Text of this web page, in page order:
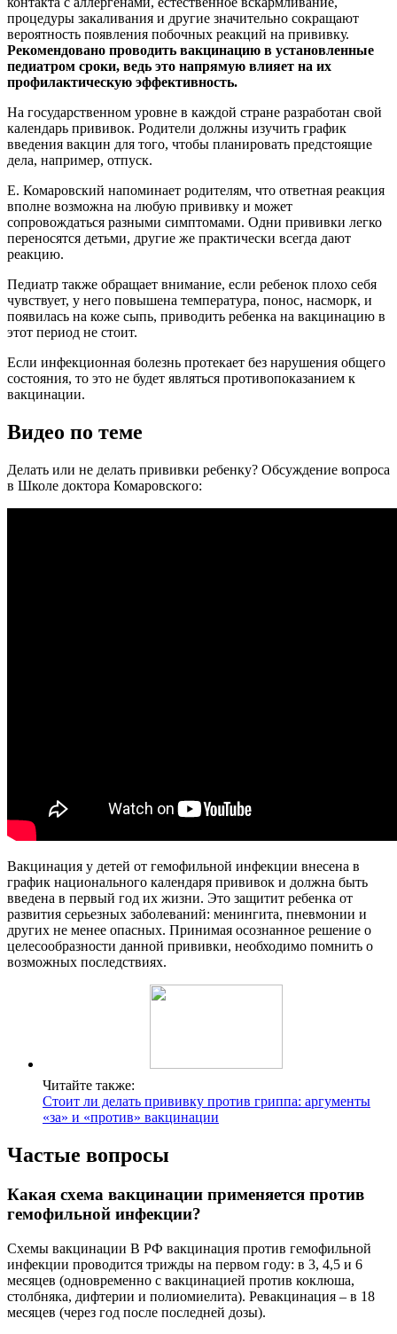
процедуры закаливания и другие значительно сокращают
вероятность появления побочных реакций на прививку.
Рекомендовано проводить вакцинацию в установленные
педиатром сроки, ведь это напрямую влияет на их
профилактическую эффективность.
На государственном уровне в каждой стране разработан свой
календарь прививок. Родители должны изучить график
введения вакцин для того, чтобы планировать предстоящие
дела, например, отпуск.
Е. Комаровский напоминает родителям, что ответная реакция
вполне возможна на любую прививку и может
сопровождаться разными симптомами. Одни прививки легко
переносятся детьми, другие же практически всегда дают
реакцию.
Педиатр также обращает внимание, если ребенок плохо себя
чувствует, у него повышена температура, понос, насморк, и
появилась на коже сыпь, приводить ребенка на вакцинацию в
этот период не стоит.
Если инфекционная болезнь протекает без нарушения общего
состояния, то это не будет являться противопоказанием к
вакцинации.
Видео по теме
Делать или не делать прививки ребенку? Обсуждение вопроса
в Школе доктора Комаровского:
Вакцинация у детей от гемофильной инфекции внесена в
график национального календаря прививок и должна быть
введена в первый год их жизни. Это защитит ребенка от
развития серьезных заболеваний: менингита, пневмонии и
других не менее опасных. Принимая осознанное решение о
целесообразности данной прививки, необходимо помнить о
возможных последствиях.
Читайте также:
Стоит ли делать прививку против гриппа: аргументы
«за» и «против» вакцинации
Частые вопросы
Какая схема вакцинации применяется против
гемофильной инфекции?
Схемы вакцинации В РФ вакцинация против гемофильной
инфекции проводится трижды на первом году: в 3, 4,5 и 6
месяцев (одновременно с вакцинацией против коклюша,
столбняка, дифтерии и полиомиелита). Ревакцинация – в 18
месяцев (через год после последней дозы).